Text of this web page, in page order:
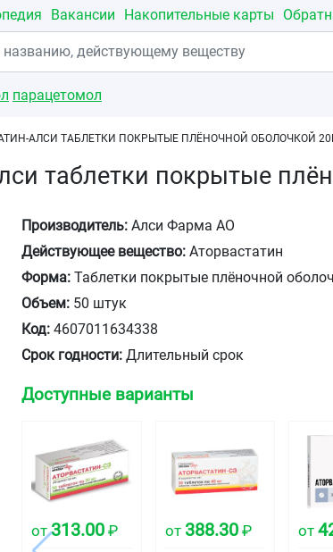
Вакансии Накопительные карты
парацетомол
АЛСИ ТАБЛЕТКИ ПОКРЫТЫЕ ПЛЁНОЧНОЙ ОБОЛОЧКОЙ
таблетки покрытые
Производитель: Алси Фарма АО
Действующее вещество: Аторвастатин
Форма: Таблетки покрытые плёночной
Объем: 50 штук
Код: 4607011634338
Срок годности: Длительный срок
Доступные варианты
от313.00 ₽ от 388.30₽ от